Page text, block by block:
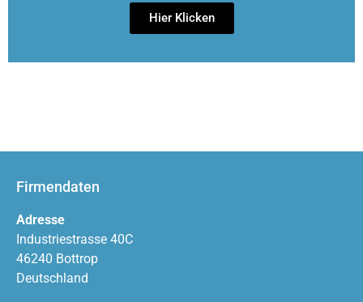
Hier Klicken
Firmendaten
Adresse
Industriestrasse 40C
46240 Bottrop
Deutschland